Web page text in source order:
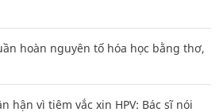
hoàn nguyên tố hóa học bằng thơ,
hận vì tiêm vắc xin HPV: Bác sĩ nói